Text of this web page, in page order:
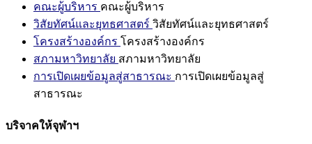
คณะผู้บริหาร คณะผู้บริหาร
วิสัยทัศน์และยุทธศาสตร์ วิสัยทัศน์และยุทธศาสตร์
โครงสร้างองค์กร โครงสร้างองค์กร
สภามหาวิทยาลัย สภามหาวิทยาลัย
การเปิดเผยข้อมูลสู่สาธารณะ การเปิดเผยข้อมูลสู่
สาธารณะ
บริจาคให้จุฬาฯ